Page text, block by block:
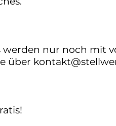
werden nur noch mit
über